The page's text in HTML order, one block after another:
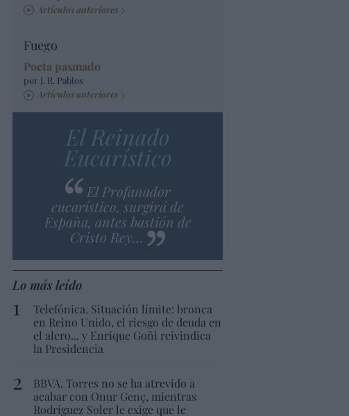
Artículos anteriores
Fuego
Poeta pasmado
por J. R. Pablos
Artículos anteriores
El Reinado
Eucarístico
El Profanador
eucarístico, surgirá de
España, antes bastión de
Cristo Rey…
Lo más leído
Telefónica. Situación límite: bronca
en Reino Unido, el riesgo de deuda en
el alero... y Enrique Goñi reivindica
la Presidencia
BBVA. Torres no se ha atrevido a
acabar con Onur Genç, mientras
Rodríguez Soler le exige que le